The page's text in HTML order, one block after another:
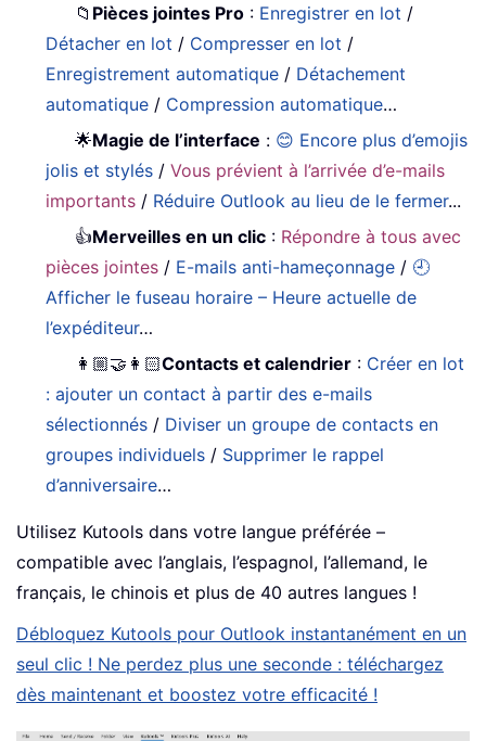
📁 Pièces jointes Pro : Enregistrer en lot /
Détacher en lot / Compresser en lot /
Enregistrement automatique / Détachement
automatique / Compression automatique…
🌟Magie de l’interface : 😊 Encore plus d’emojis
jolis et stylés /Vous prévient à l’arrivée d’e-mails
importants / Réduire Outlook au lieu de le fermer...
👍Merveilles en un clic : Répondre à tous avec
pièces jointes / E-mails anti-hameçonnage / 🕘
Afficher le fuseau horaire – Heure actuelle de
l’expéditeur…
👩🏼‍🤝‍👩🏻Contacts et calendrier : Créer en lot
: ajouter un contact à partir des e-mails
sélectionnés / Diviser un groupe de contacts en
groupes individuels / Supprimer le rappel
d’anniversaire…
Utilisez Kutools dans votre langue préférée –
compatible avec l’anglais, l’espagnol, l’allemand, le
français, le chinois et plus de 40 autres langues !
Débloquez Kutools pour Outlook instantanément en un
seul clic ! Ne perdez plus une seconde : téléchargez
dès maintenant et boostez votre efficacité !